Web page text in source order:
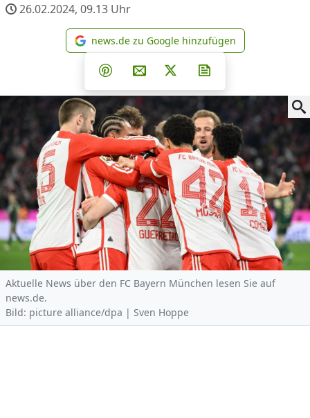
26.02.2024, 09.13 Uhr
news.de zu Google
news.de zu Google hinzufügen
Teilen auf Facebook
Teilen auf Whatsapp
Teilen auf Telegram
Teilen auf Pinterest
Per E-Mail teilen
Post auf X
Aktuelle News über den FC Bayern München lesen Sie auf
news.de.
Bild: picture alliance/dpa | Sven Hoppe